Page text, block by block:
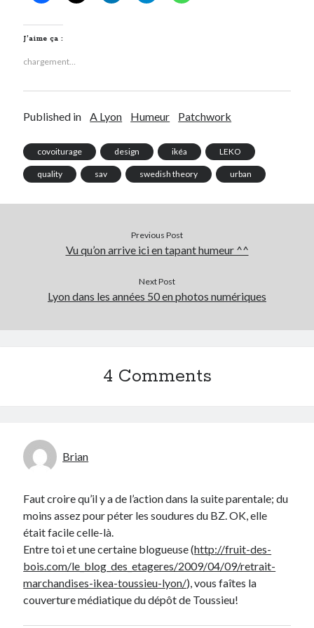
J’aime ça :
chargement…
Published in A Lyon Humeur Patchwork
covoiturage design ikéa LEKO
quality sav swedish theory urban
Previous Post
Vu qu’on arrive ici en tapant humeur ^^
Next Post
Lyon dans les années 50 en photos numériques
4 Comments
Brian
Faut croire qu’il y a de l’action dans la suite parentale; du
moins assez pour péter les soudures du BZ. OK, elle
était facile celle-là.
Entre toi et une certaine blogueuse (http://fruit-des-
bois.com/le_blog_des_etageres/2009/04/09/retrait-
marchandises-ikea-toussieu-lyon/), vous faîtes la
couverture médiatique du dépôt de Toussieu!